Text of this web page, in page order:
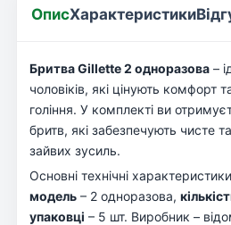
ОписХарактеристики
Бритва Gillette 2 одноразова –
чоловіків, які цінують комфорт
гоління. У комплекті ви
бритв, які забезпечують чисте
зайвих зусиль.
Основні технічні
модель – 2 одноразова,
упаковці – 5 шт. Виробник –